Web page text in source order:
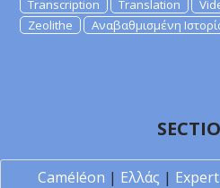
Transcription
Translation
Zeolithe
Αναβαθμισμένη
Caméléon | Ελλάς | Expert